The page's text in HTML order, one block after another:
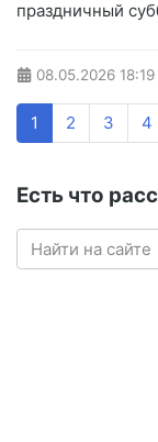
праздничный
08.05.2026 18:19
1 2 3 4
Есть что